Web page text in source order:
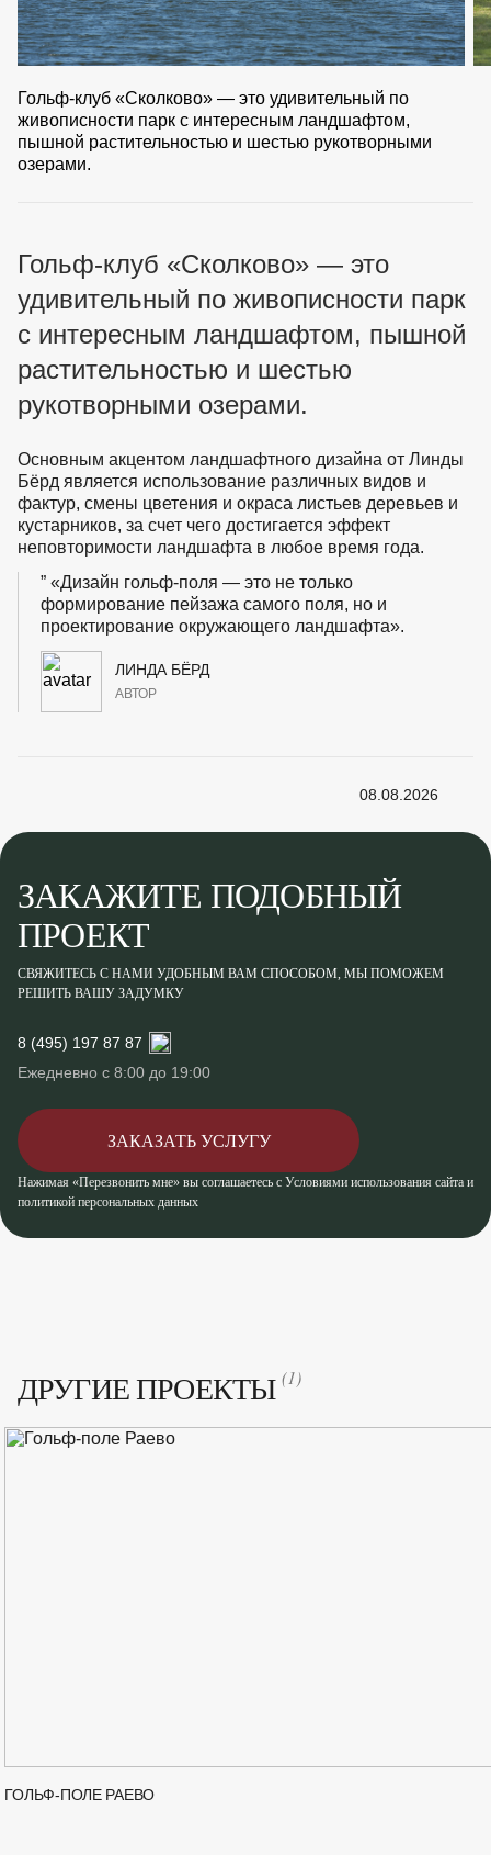
Гольф-клуб «Сколково» — это удивительный по
живописности парк с интересным ландшафтом,
пышной растительностью и шестью рукотворными
озерами.
Гольф-клуб «Сколково» — это
удивительный по живописности парк
с интересным ландшафтом, пышной
растительностью и шестью
рукотворными озерами.
Основным акцентом ландшафтного дизайна от Линды
Бёрд является использование различных видов и
фактур, смены цветения и окраса листьев деревьев и
кустарников, за счет чего достигается эффект
неповторимости ландшафта в любое время года.
«Дизайн гольф-поля — это не только
формирование пейзажа самого поля, но и
проектирование окружающего ландшафта».
ЛИНДА БЁРД
АВТОР
08.08.2026
ЗАКАЖИТЕ ПОДОБНЫЙ
ПРОЕКТ
СВЯЖИТЕСЬ С НАМИ УДОБНЫМ ВАМ СПОСОБОМ, МЫ ПОМОЖЕМ
РЕШИТЬ ВАШУ ЗАДУМКУ
8 (495) 197 87 87
Ежедневно с 8:00 до 19:00
Нажимая «Перезвонить мне» вы соглашаетесь с Условиями использования сайта и
политикой персональных данных
ЗАКАЗАТЬ УСЛУГУ
ДРУГИЕ ПРОЕКТЫКоличество элементов:
(1)
ГОЛЬФ-ПОЛЕ РАЕВО